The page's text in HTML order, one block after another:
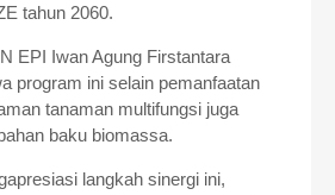
tahun 2060.
EPI Iwan Agung Firstantara
program ini selain pemanfaatan
tanaman multifungsi juga
baku biomassa.
langkah sinergi ini,